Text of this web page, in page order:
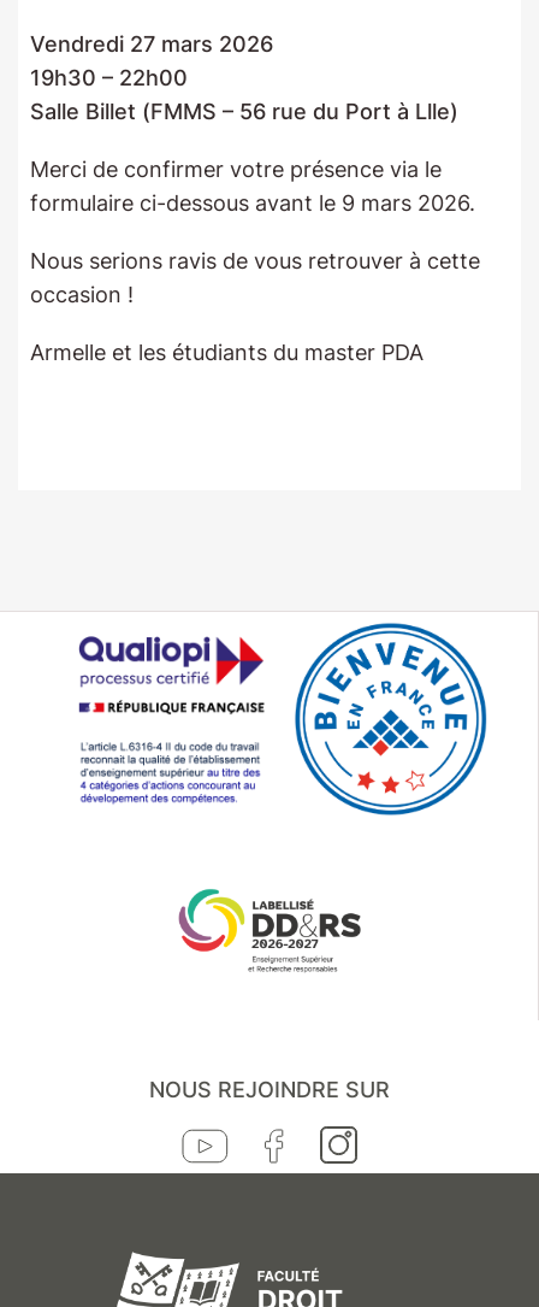
Vendredi 27 mars 2026
19h30 – 22h00
Salle Billet (FMMS – 56 rue du Port à Llle)
Merci de confirmer votre présence via le
formulaire ci-dessous avant le 9 mars 2026.
Nous serions ravis de vous retrouver à cette
occasion !
Armelle et les étudiants du master PDA
NOUS REJOINDRE SUR